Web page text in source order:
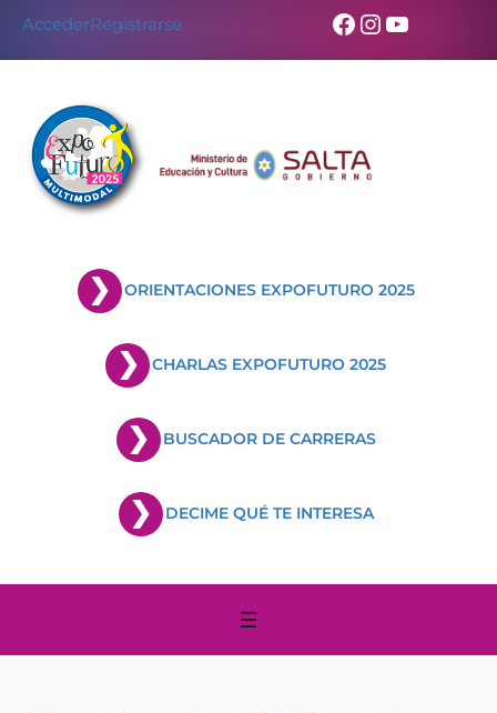
AccederRegistrarse Facebook
Instagram
YouTube
ORIENTACIONES EXPOFUTURO 2025
CHARLAS EXPOFUTURO 2025
BUSCADOR DE CARRERAS
DECIME QUÉ TE INTERESA